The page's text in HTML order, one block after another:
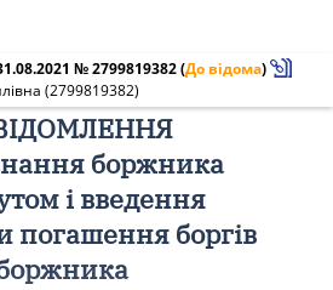
№ 2799819382(До відома)
(2799819382)
боржника
і введення
погашення боргів